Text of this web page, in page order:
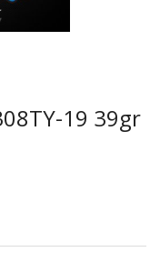
19 39gr